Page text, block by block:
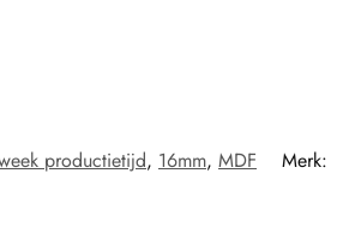
productietijd, 16mm, MDF Merk: